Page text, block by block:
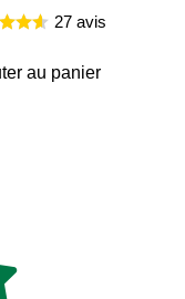
27 avis
au panier